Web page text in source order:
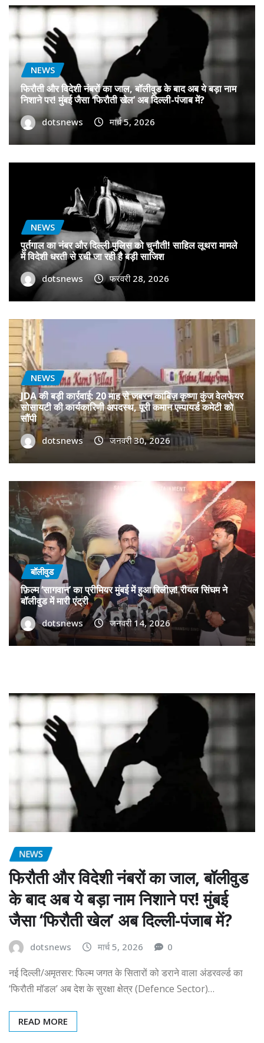
NEWS
फिरौती और विदेशी नंबरों का जाल, बॉलीवुड के बाद अब ये बड़ा नाम
निशाने पर! मुंबई जैसा ‘फिरौती खेल’ अब दिल्ली-पंजाब में?
dotsnews मार्च 5, 2026
NEWS
पुर्तगाल का नंबर और दिल्ली पुलिस को चुनौती! साहिल लूथरा मामले
में विदेशी धरती से रची जा रही है बड़ी साजिश
dotsnews फरवरी 28, 2026
NEWS
JDA की बड़ी कार्रवाई: 20 माह से जबरन काबिज़ कृष्णा कुंज वेलफेयर
सोसायटी की कार्यकारिणी अपदस्थ, पूरी कमान एम्पायर्ड कमेटी को
सौंपी
dotsnews जनवरी 30, 2026
बॉलीवुड
फ़िल्म ‘सागवान’ का प्रीमियर मुंबई में हुआ रिलीज़! रीयल सिंघम ने
बॉलीवुड में मारी एंट्री
dotsnews जनवरी 14, 2026
NEWS
फिरौती और विदेशी नंबरों का जाल, बॉलीवुड
के बाद अब ये बड़ा नाम निशाने पर! मुंबई
जैसा ‘फिरौती खेल’ अब दिल्ली-पंजाब में?
dotsnews मार्च 5, 2026 0
नई दिल्ली/अमृतसर: फिल्म जगत के सितारों को डराने वाला अंडरवर्ल्ड का
‘फिरौती मॉडल’ अब देश के सुरक्षा क्षेत्र (Defence Sector)…
READ MORE